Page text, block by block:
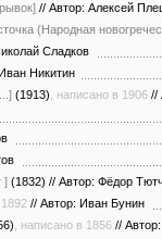
// Автор: Алексей
(Народная
Сладков
Никитин
(1913) , написано в 1906 //
] (1832) // Автор: Фёдор
1892 // Автор: Иван Бунин
, написано в 1856 //